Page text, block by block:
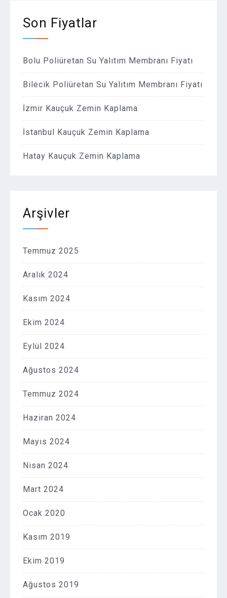
Son Fiyatlar
Bolu Poliüretan Su Yalıtım Membranı Fiyatı
Bilecik Poliüretan Su Yalıtım Membranı Fiyatı
İzmir Kauçuk Zemin Kaplama
İstanbul Kauçuk Zemin Kaplama
Hatay Kauçuk Zemin Kaplama
Arşivler
Temmuz 2025
Aralık 2024
Kasım 2024
Ekim 2024
Eylül 2024
Ağustos 2024
Temmuz 2024
Haziran 2024
Mayıs 2024
Nisan 2024
Mart 2024
Ocak 2020
Kasım 2019
Ekim 2019
Ağustos 2019